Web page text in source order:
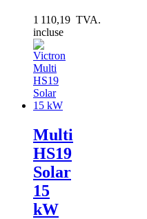
1 110,19 TVA.
incluse
Multi
HS19
Solar
15
kW